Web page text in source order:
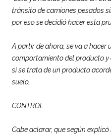
tránsito de camiones pesados
por eso se decidió hacer esta
A partir de ahora, se va a hacer
comportamiento del producto
si se trata de un producto
suelo.
CONTROL
Cabe aclarar, que según